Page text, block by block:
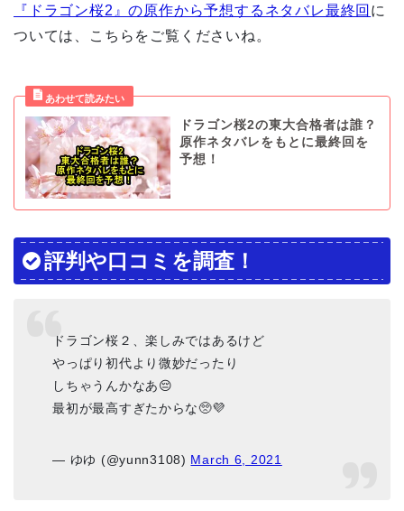
『ドラゴン桜2』の原作から予想するネタバレ最終回 に
ついては、こちらをご覧くださいね。
ドラゴン桜2の東大合格者は誰？
原作ネタバレをもとに最終回を
予想！
評判や口コミを調査！
ドラゴン桜２、楽しみではあるけど
やっぱり初代より微妙だったり
しちゃうんかなあ😔
最初が最高すぎたからな🥺💜
— ゆゆ (@yunn3108) March 6, 2021